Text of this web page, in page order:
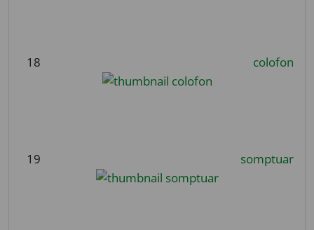
18 colofon
19 somptuar